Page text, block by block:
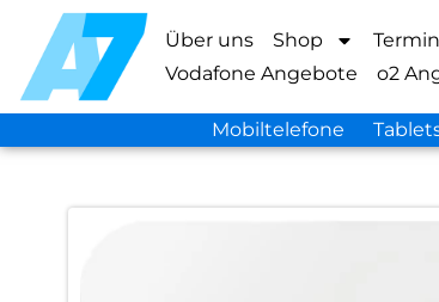
Über uns Shop
Vodafone Angebote
o2
Mobiltelefone